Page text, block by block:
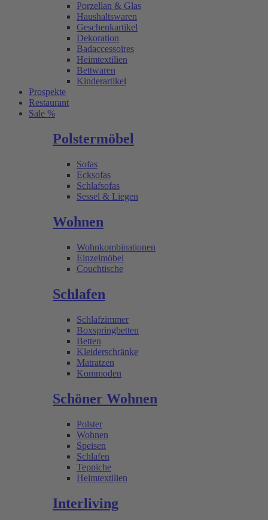
Porzellan & Glas
Haushaltswaren
Geschenkartikel
Dekoration
Badaccessoires
Heimtextilien
Bettwaren
Kinderartikel
Prospekte
Restaurant
Sale %
Polstermöbel
Sofas
Ecksofas
Schlafsofas
Sessel & Liegen
Wohnen
Wohnkombinationen
Einzelmöbel
Couchtische
Schlafen
Schlafzimmer
Boxspringbetten
Betten
Kleiderschränke
Matratzen
Kommoden
Schöner Wohnen
Polster
Wohnen
Speisen
Schlafen
Teppiche
Heimtextilien
Interliving